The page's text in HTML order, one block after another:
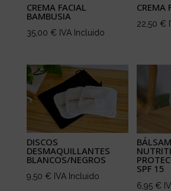
CREMA FACIAL
BAMBUSIA
35,00 € IVA Incluido
CREMA
22,50 €
DISCOS
DESMAQUILLANTES
BLANCOS/NEGROS
9,50 € IVA Incluido
SPF 15
6,95 €